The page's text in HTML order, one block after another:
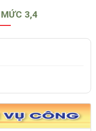
MỨC 3,4